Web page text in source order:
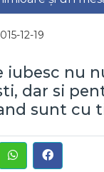
12-19
iubesc nu
dar si
sunt cu